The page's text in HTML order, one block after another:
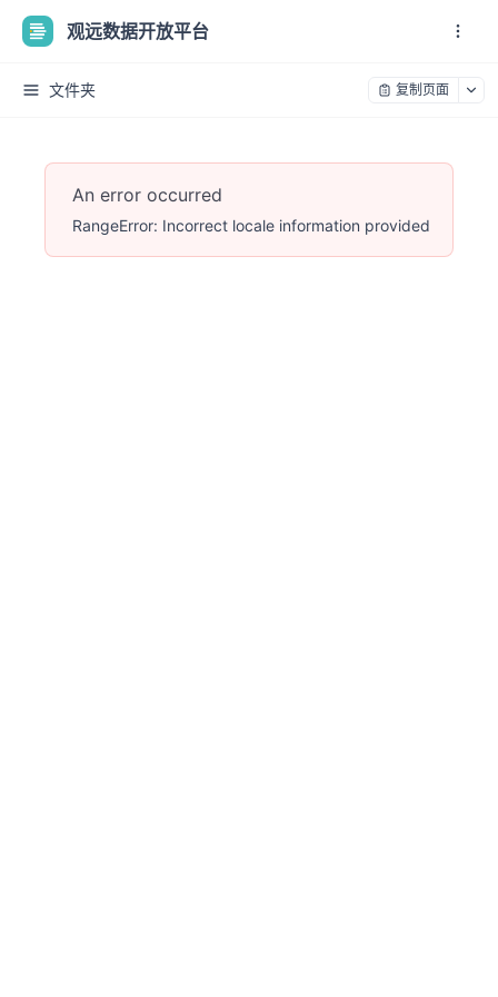
观远数据开放平台
文件夹 复制页面
An error occurred
RangeError: Incorrect locale information provided